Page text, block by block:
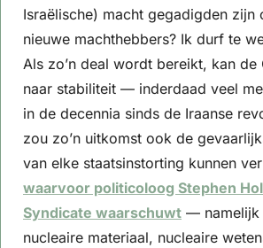
Israëlische) macht gegadigden zijn
nieuwe machthebbers? Ik durf te
Als zo’n deal wordt bereikt, kan de
naar stabiliteit — inderdaad veel
in de decennia sinds de Iraanse
zou zo’n uitkomst ook de
waarvoor politicoloog Stephen
Syndicate waarschuwt — namelijk
nucleaire materiaal, nucleaire